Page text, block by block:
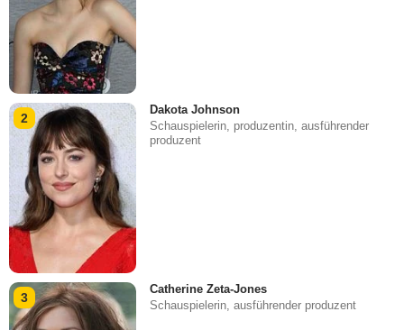
2
Dakota Johnson
Schauspielerin, produzentin, ausführender
produzent
3
Catherine Zeta-Jones
Schauspielerin, ausführender produzent